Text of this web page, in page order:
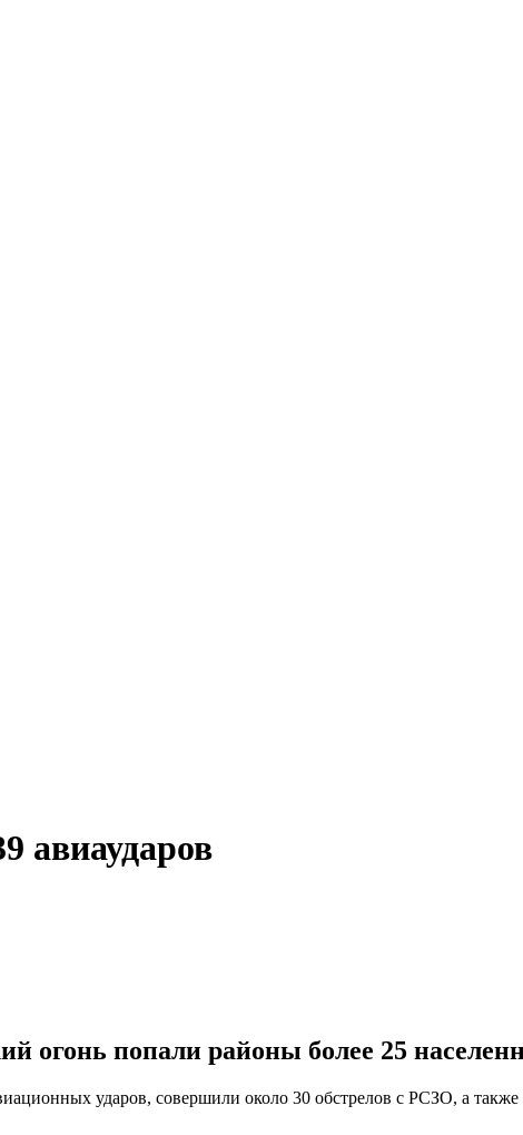
авиаударов
огонь попали районы более 25
ударов, совершили около 30 обстрелов с РСЗО, а